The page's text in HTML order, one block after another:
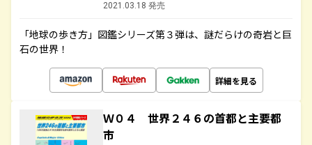
2021.03.18 発売
「地球の歩き方」図鑑シリーズ第３弾は、謎だらけの奇岩と巨
石の世界！
詳細を見る
Ｗ０４ 世界２４６の首都と主要都
市